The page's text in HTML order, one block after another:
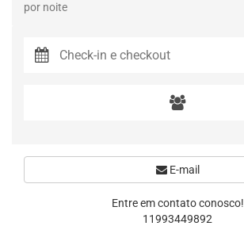
por noite
E-mail
Entre em contato conosco!
11993449892